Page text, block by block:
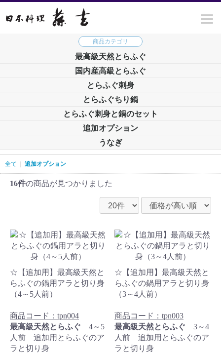
最高級天然とらふぐ
国内産高級とらふぐ
とらふぐ刺身
とらふぐちり鍋
とらふぐ刺身と鍋のセット
追加オプション
うなぎ
全て 追加オプション
16件の商品が見つかりました
☆【追加用】最高級天然と
らふぐの鍋用アラと切り身
（4～5人前）
商品コード：tpn004
最高級天然とらふぐ 4～5
人前 追加用とらふぐのア
ラと切り身
☆【追加用】最高級天然と
らふぐの鍋用アラと切り身
（3～4人前）
商品コード：tpn003
最高級天然とらふぐ 3～4
人前 追加用とらふぐのア
ラと切り身